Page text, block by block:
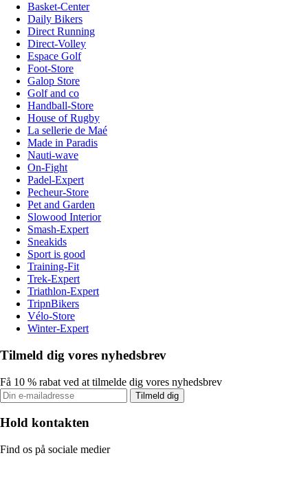
Basket-Center
Daily Bikers
Direct Running
Direct-Volley
Espace Golf
Foot-Store
Galop Store
Golf and co
Handball-Store
House of Rugby
La sellerie de Maé
Made in Paradis
Nauti-wave
On-Fight
Padel-Expert
Pecheur-Store
Pet and Garden
Slowood Interior
Smash-Expert
Sneakids
Sport is good
Training-Fit
Trek-Expert
Triathlon-Expert
TripnBikers
Vélo-Store
Winter-Expert
Tilmeld dig vores nyhedsbrev
Få 10 % rabat ved at tilmelde dig vores nyhedsbrev
Tilmeld dig
Hold kontakten
Find os på sociale medier